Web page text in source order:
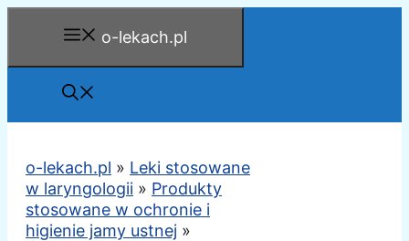
o-lekach.pl
o-lekach.pl » Leki stosowane
w laryngologii » Produkty
stosowane w ochronie i
higienie jamy ustnej »